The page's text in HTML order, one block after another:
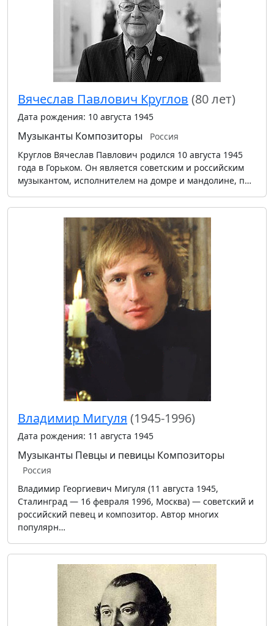
Вячеслав Павлович Круглов (80 лет)
Дата рождения: 10 августа 1945
Музыканты Композиторы
Россия
Круглов Вячеслав Павлович родился 10 августа 1945
года в Горьком. Он является советским и российским
музыкантом, исполнителем на домре и мандолине, п…
Владимир Мигуля (1945-1996)
Дата рождения: 11 августа 1945
Музыканты Певцы и певицы Композиторы
Россия
Владимир Георгиевич Мигуля (11 августа 1945,
Сталинград — 16 февраля 1996, Москва) — советский и
российский певец и композитор. Автор многих
популярн…